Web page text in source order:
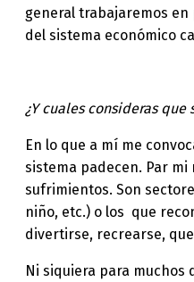
general trabajaremos
del sistema económico
¿Y cuales consideras que
En lo que a mí me
sistema padecen. Par
sufrimientos. Son
niño, etc.) o los que
divertirse, recrearse,
Ni siquiera para muchos